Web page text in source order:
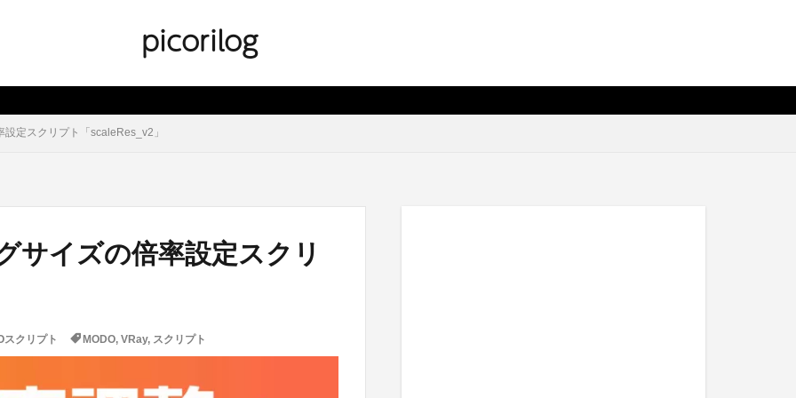
picorilog
定スクリプト「scaleRes_v2」
サイズの倍率設定スクリ
スクリプト MODO, VRay, スクリプト